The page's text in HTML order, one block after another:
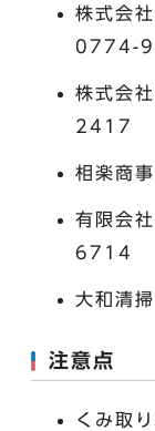
株式会
0774-
株式会
2417
相楽商
有限会
6714
大和清
注意点
くみ取